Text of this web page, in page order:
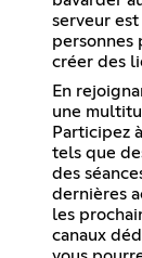
serveur
personnes
créer des
En
une
Participez
tels que
des
dernières
les
canaux